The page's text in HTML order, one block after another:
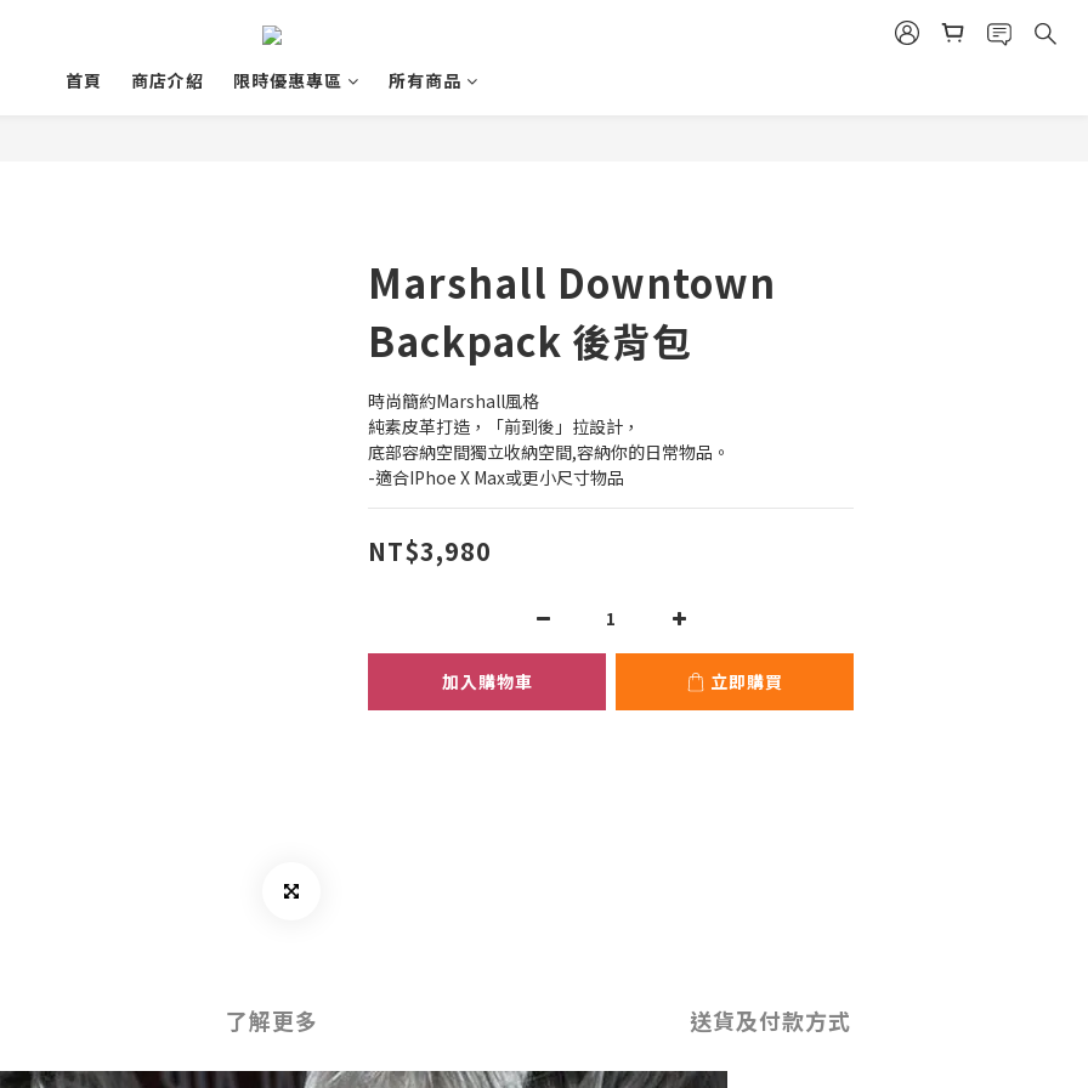
首頁 商店介紹 限時優惠專區 所有商品
Marshall Downtown
Backpack 後背包
時尚簡約Marshall風格
純素皮革打造，「前到後」拉設計，
底部容納空間獨立收納空間,容納你的日常物品。
-適合IPhoe X Max或更小尺寸物品
NT$3,980
加入購物車 立即購買
了解更多 送貨及付款方式